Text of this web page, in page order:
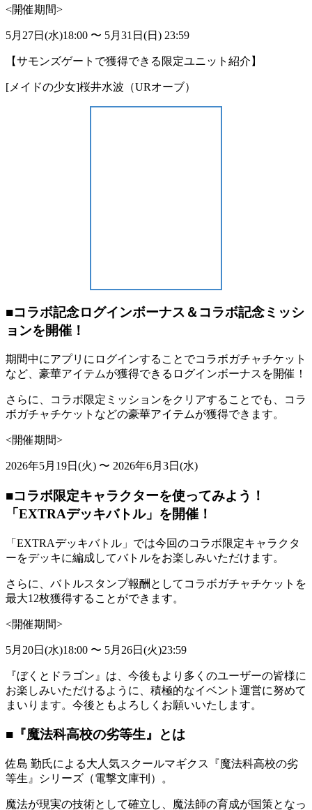
<開催期間>
5月27日(水)18:00 〜 5月31日(日) 23:59
【サモンズゲートで獲得できる限定ユニット紹介】
[メイドの少女]桜井水波（URオーブ）
■コラボ記念ログインボーナス＆コラボ記念ミッシ
ョンを開催！
期間中にアプリにログインすることでコラボガチャチケット
など、豪華アイテムが獲得できるログインボーナスを開催！
さらに、コラボ限定ミッションをクリアすることでも、コラ
ボガチャチケットなどの豪華アイテムが獲得できます。
<開催期間>
2026年5月19日(火) 〜 2026年6月3日(水)
■コラボ限定キャラクターを使ってみよう！
「EXTRAデッキバトル」を開催！
「EXTRAデッキバトル」では今回のコラボ限定キャラクタ
ーをデッキに編成してバトルをお楽しみいただけます。
さらに、バトルスタンプ報酬としてコラボガチャチケットを
最大12枚獲得することができます。
<開催期間>
5月20日(水)18:00 〜 5月26日(火)23:59
『ぼくとドラゴン』は、今後もより多くのユーザーの皆様に
お楽しみいただけるように、積極的なイベント運営に努めて
まいります。今後ともよろしくお願いいたします。
■『魔法科高校の劣等生』とは
佐島 勤氏による大人気スクールマギクス『魔法科高校の劣
等生』シリーズ（電撃文庫刊）。
魔法が現実の技術として確立し、魔法師の育成が国策となっ